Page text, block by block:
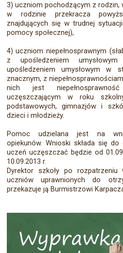
3) uczniom pochodzącym z
w rodzinie przekracza
znajdujących się w trudnej
pomocy społecznej),
4) uczniom niepełnosprawnym
z upośledzeniem
upośledzeniem umysłowym w
znacznym, z
nich jest
uczęszczającym w roku
podstawowych, gimnazjów i
dzieci i młodzieży.
Pomoc udzielana jest na
opiekunów. Wnioski składa się
uczeń uczęszczać będzie od
10.09.2013 r.
Dyrektor szkoły po
uczniów uprawnionych do
przekazuje ją Burmistrzowi